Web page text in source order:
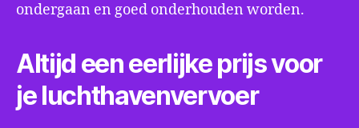
ondergaan en goed onderhouden worden.
Altijd een eerlijke prijs voor
je luchthavenvervoer